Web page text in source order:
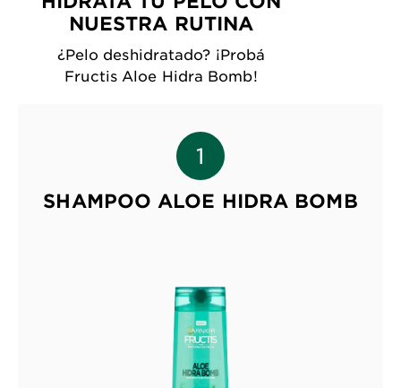
NUESTRA RUTINA
¿Pelo deshidratado? ¡Probá
Fructis Aloe Hidra Bomb!
SHAMPOO ALOE HIDRA BOMB